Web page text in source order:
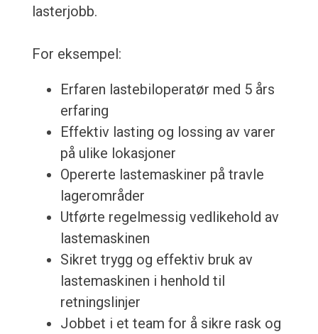
lasterjobb.
For eksempel:
Erfaren lastebiloperatør med 5 års
erfaring
Effektiv lasting og lossing av varer
på ulike lokasjoner
Opererte lastemaskiner på travle
lagerområder
Utførte regelmessig vedlikehold av
lastemaskinen
Sikret trygg og effektiv bruk av
lastemaskinen i henhold til
retningslinjer
Jobbet i et team for å sikre rask og